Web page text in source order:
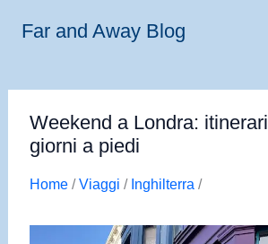
Far and Away Blog
Weekend a Londra:
giorni a piedi
Home/Viaggi / Inghilterra /